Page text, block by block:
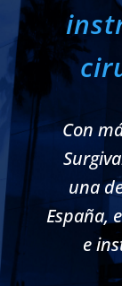
Con
una
España,
e